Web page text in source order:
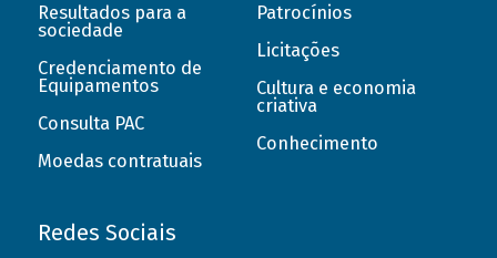
Resultados para a
sociedade
Credenciamento de
Equipamentos
Consulta PAC
Moedas contratuais
Patrocínios
Licitações
Cultura e economia
criativa
Conhecimento
Redes Sociais